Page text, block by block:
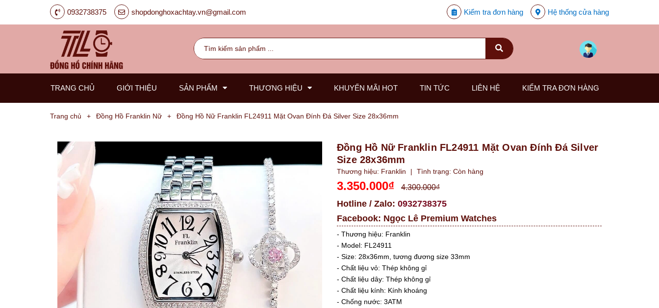
0932738375 shopdonghoxachtay.vn@gmail.com Kiểm tra đơn hàng Hệ thống cửa hàng
TRANG CHỦ GIỚI THIỆU SẢN PHẨM
Nam
Kinze
Guess
Kors
Rivero
X-
THƯƠNG HIỆU KHUYẾN MÃI HOT TIN TỨC LIÊN HỆ KIỂM TRA ĐƠN HÀNG
Trang chủ + Đồng Hồ Franklin Nữ + Đồng Hồ Nữ Franklin FL24911 Mặt Ovan Đính Đá Silver Size 28x36mm
Đồng Hồ Nữ Franklin FL24911 Mặt Ovan Đính Đá Silver
Size 28x36mm
Thương hiệu: Franklin | Tình trạng: Còn hàng
3.350.000₫ 4.300.000₫
Hotline / Zalo: 0932738375
Facebook: Ngọc Lê Premium Watches
- Thương hiệu: Franklin
- Model: FL24911
- Size: 28x36mm, tương đương size 33mm
- Chất liệu vỏ: Thép không gỉ
- Chất liệu dây: Thép không gỉ
- Chất liệu kính: Kính khoáng
- Chống nước: 3ATM